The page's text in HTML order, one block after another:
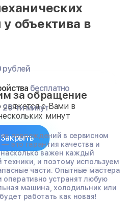
объектива в
рублей
бесплатно
20-ти минут
повреждений в сервисном
это гарантия качества и
важен каждый
и поэтому используем
части. Опытные мастера
оперативно устранят любую
машина, холодильник или
работать как новая!
за обращение
с Вами в
минут
Закрыть